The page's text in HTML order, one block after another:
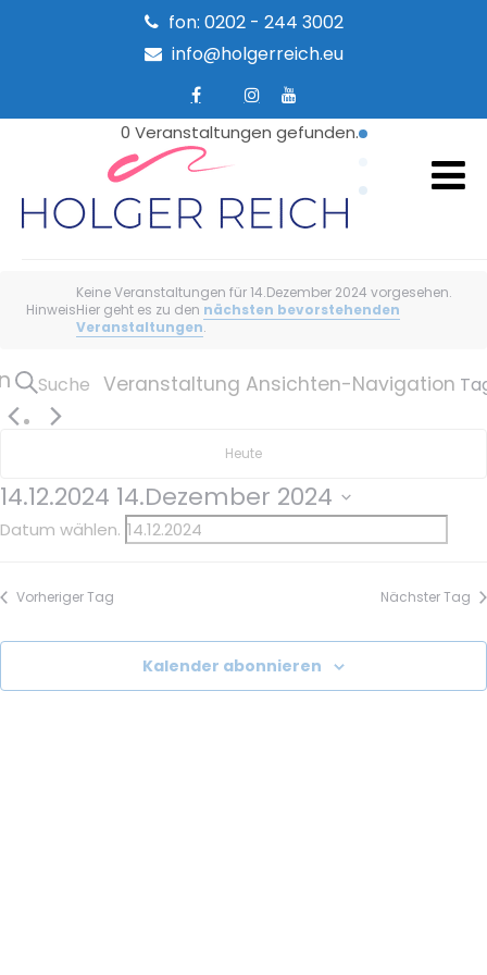
fon: 0202 - 244 3002
info@holgerreich.eu
0 Veranstaltungen gefunden.
für
14.Dezember
2024
Hinweis
Keine Veranstaltungen für 14.Dezember 2024 vorgesehen.
Hier geht es zu den nächsten bevorstehenden
Veranstaltungen.
Suche Veranstaltung Ansichten-Navigation
Heute
14.12.2024 14.Dezember 2024
Datum wählen.
Vorheriger Tag Nächster Tag
Kalender abonnieren